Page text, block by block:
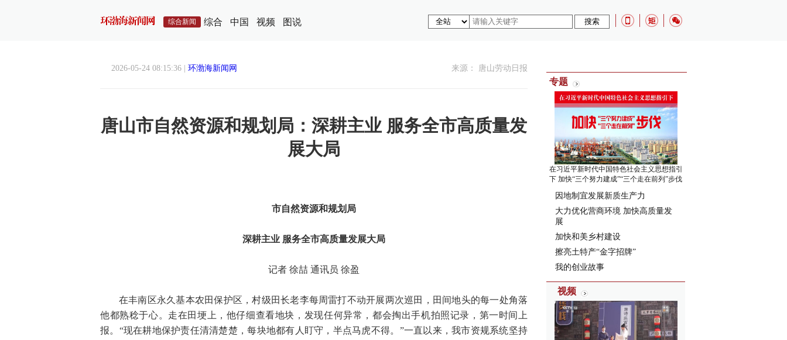
综合新闻 综合 中国 视频 图说
2026-05-24 08:15:36 | 环渤海新闻网 来源： 唐山劳动日报
唐山市自然资源和规划局：深耕主业 服务全市高质量发
展大局
市自然资源和规划局
深耕主业 服务全市高质量发展大局
记者 徐喆 通讯员 徐盈
在丰南区永久基本农田保护区，村级田长老李每周雷打不动开展两次巡田，田间地头的每一处角落
他都熟稔于心。走在田埂上，他仔细查看地块，发现任何异常，都会掏出手机拍照记录，第一时间上
报。“现在耕地保护责任清清楚楚，每块地都有人盯守，半点马虎不得。”一直以来，我市资规系统坚持
专题
在习近平新时代中国特色社会主义思想指引
下 加快“三个努力建成”“三个走在前列”步伐
因地制宜发展新质生产力
大力优化营商环境 加快高质量发
展
加快和美乡村建设
擦亮土特产“金字招牌”
我的创业故事
视频